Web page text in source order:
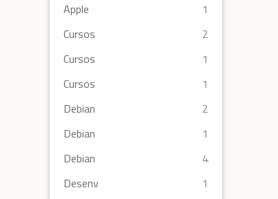
Apple
1
Cursos
2
Cursos
1
Cursos
1
Debian
2
Debian
1
Debian
4
Desenv
1